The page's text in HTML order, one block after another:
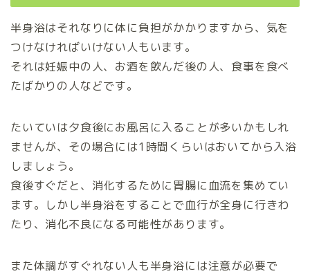
半身浴はそれなりに体に負担がかかりますから、気を
つけなければいけない人もいます。
それは妊娠中の人、お酒を飲んだ後の人、食事を食べ
たばかりの人などです。
たいていは夕食後にお風呂に入ることが多いかもしれ
ませんが、その場合には1時間くらいはおいてから入浴
しましょう。
食後すぐだと、消化するために胃腸に血流を集めてい
ます。しかし半身浴をすることで血行が全身に行きわ
たり、消化不良になる可能性があります。
また体調がすぐれない人も半身浴には注意が必要で